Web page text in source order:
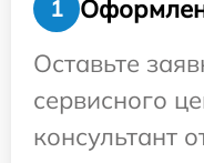
1
Оставьте
сервисного
консультант